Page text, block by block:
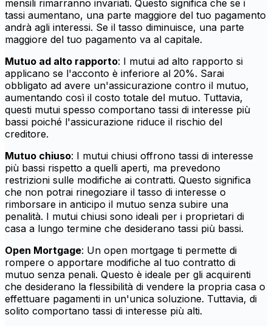
mensili rimarranno invariati. Questo significa che se i
tassi aumentano, una parte maggiore del tuo pagamento
andrà agli interessi. Se il tasso diminuisce, una parte
maggiore del tuo pagamento va al capitale.
Mutuo ad alto rapporto: I mutui ad alto rapporto si
applicano se l'acconto è inferiore al 20%. Sarai
obbligato ad avere un'assicurazione contro il mutuo,
aumentando così il costo totale del mutuo. Tuttavia,
questi mutui spesso comportano tassi di interesse più
bassi poiché l'assicurazione riduce il rischio del
creditore.
Mutuo chiuso: I mutui chiusi offrono tassi di interesse
più bassi rispetto a quelli aperti, ma prevedono
restrizioni sulle modifiche ai contratti. Questo significa
che non potrai rinegoziare il tasso di interesse o
rimborsare in anticipo il mutuo senza subire una
penalità. I mutui chiusi sono ideali per i proprietari di
casa a lungo termine che desiderano tassi più bassi.
Open Mortgage: Un open mortgage ti permette di
rompere o apportare modifiche al tuo contratto di
mutuo senza penali. Questo è ideale per gli acquirenti
che desiderano la flessibilità di vendere la propria casa o
effettuare pagamenti in un'unica soluzione. Tuttavia, di
solito comportano tassi di interesse più alti.